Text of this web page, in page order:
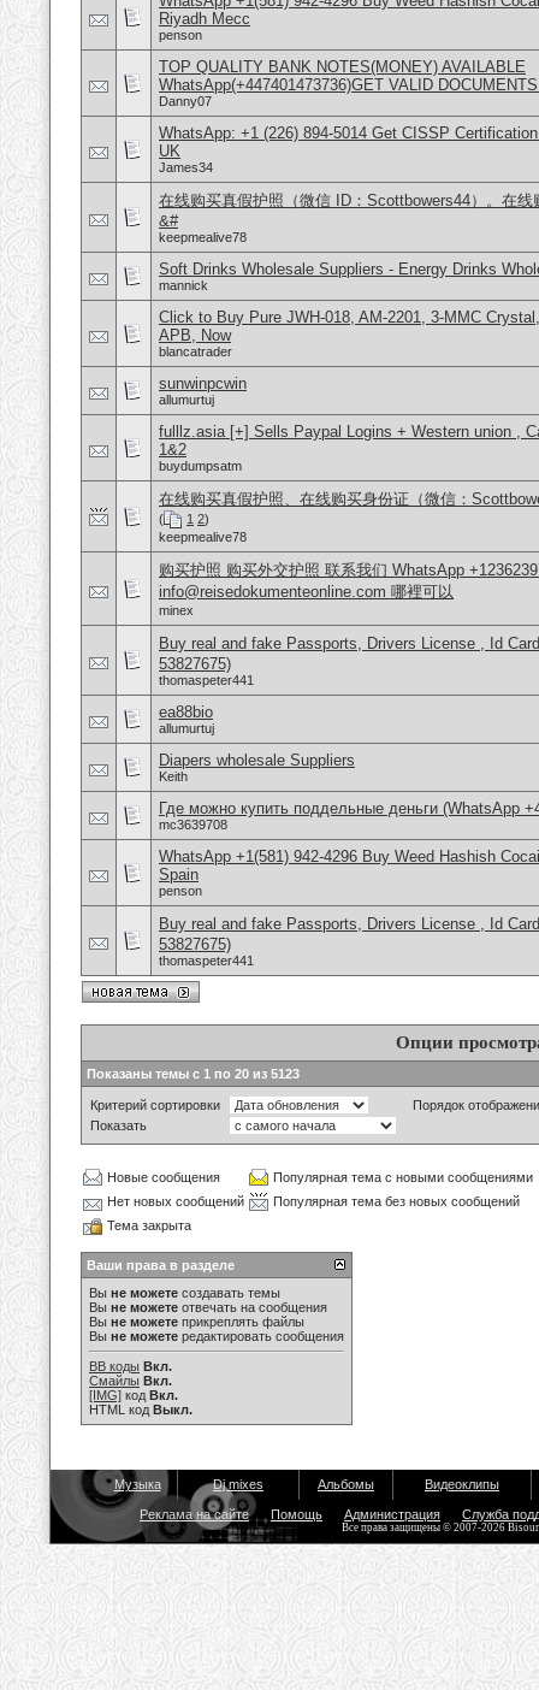
Riyadh Mecc
penson
TOP QUALITY BANK NOTES(MONEY) AVAILABLE
WhatsApp(+447401473736)GET VALID
Danny07
WhatsApp: +1 (226) 894-5014​ Get CISSP
UK
James34
在线购买真假护照（微信 ID：Scottbowers44）。在
&#
keepmealive78
Soft Drinks Wholesale Suppliers - Energy Drinks
mannick
Click to Buy Pure JWH-018, AM-2201, 3-MMC
APB, Now
blancatrader
sunwinpcwin
allumurtuj
fulllz.asia [+] Sells Paypal Logins + Western union ,
1&2
buydumpsatm
在线购买真假护照、在线购买身份证（微信：
( 1 2)
keepmealive78
购买护照 购买外交护照 联系我们 WhatsApp
info@reisedokumenteonline.com 哪裡可以
minex
Buy real and fake Passports, Drivers License , Id
53827675)
thomaspeter441
ea88bio
allumurtuj
Diapers wholesale Suppliers
Keith
Где можно купить поддельные деньги (WhatsApp
mc3639708
WhatsApp +1(581) 942-4296 Buy Weed Hashish
Spain
penson
Buy real and fake Passports, Drivers License , Id
53827675)
thomaspeter441
Опции
Показаны темы с 1 по 20 из 5123
Критерий сортировки
Порядок
Показать
Новые сообщения
Популярная тема с новыми сообщениями
Нет новых сообщений
Популярная тема без новых сообщений
Тема закрыта
Ваши права в разделе
Вы не можете создавать темы
Вы не можете отвечать на сообщения
Вы не можете прикреплять файлы
Вы не можете редактировать сообщения
BB коды Вкл.
Смайлы Вкл.
[IMG] код Вкл.
HTML код Выкл.
Музыка Dj mixes Альбомы Видеоклипы
Реклама на сайте Помощь Администрация Служба
Все права защищены © 2007-2026